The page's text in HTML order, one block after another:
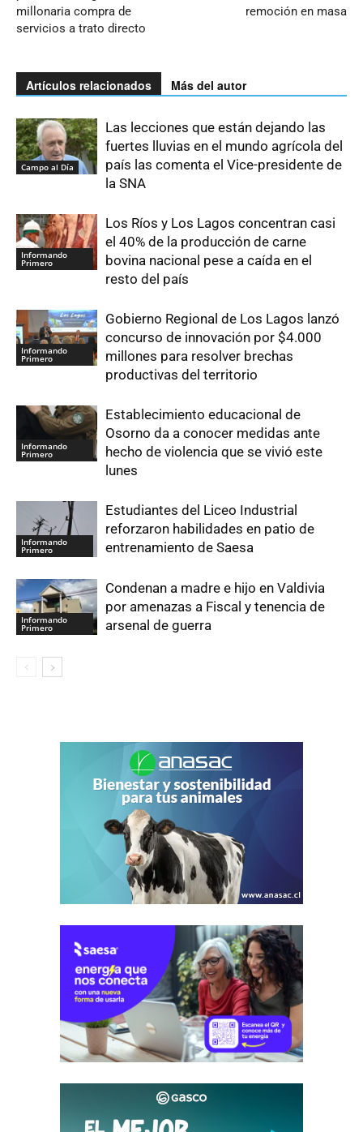
millonaria compra de
servicios a trato directo
remoción en masa
Artículos relacionados Más del autor
Campo al Día
Las lecciones que están dejando las
fuertes lluvias en el mundo agrícola del
país las comenta el Vice-presidente de
la SNA
Informando
Primero
Los Ríos y Los Lagos concentran casi
el 40% de la producción de carne
bovina nacional pese a caída en el
resto del país
Informando
Primero
Gobierno Regional de Los Lagos lanzó
concurso de innovación por $4.000
millones para resolver brechas
productivas del territorio
Informando
Primero
Establecimiento educacional de
Osorno da a conocer medidas ante
hecho de violencia que se vivió este
lunes
Informando
Primero
Estudiantes del Liceo Industrial
reforzaron habilidades en patio de
entrenamiento de Saesa
Informando
Primero
Condenan a madre e hijo en Valdivia
por amenazas a Fiscal y tenencia de
arsenal de guerra